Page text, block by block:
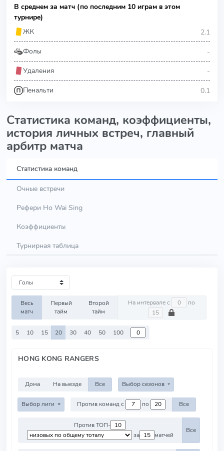
В среднем за матч (по последним 10 играм в этом
турнире)
ЖК
2.1
Фолы -
Удаления -
Пенальти 0.1
Статистика команд, коэффициенты,
история личных встреч, главный
арбитр матча
Статистика команд
Очные встречи
Рефери Ho Wai Sing
Коэффициенты
Турнирная таблица
Весь
матч
Первый
тайм
Второй
тайм
На интервале с по
5 10 15 20 30 40 50 100
HONG KONG RANGERS
Дома На выезде Все Выбор сезонов
Выбор лиги Против команд с по Все
Против ТОП-
за
матчей
Все